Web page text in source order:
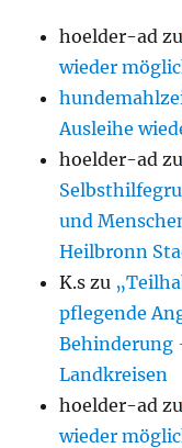
hoelder-ad
wieder
Ausleihe
hoelder-ad zu
und
Heilbronn
K.s zu
pflegende
Behinderung
Landkreisen
hoelder-ad
wieder